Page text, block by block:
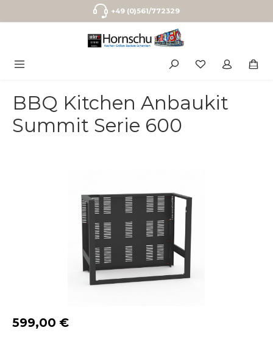
Zum Hauptinhalt springen+49 (0)561/772329
BBQ Kitchen Anbaukit
Summit Serie 600
Regulärer Preis:
599,00 €